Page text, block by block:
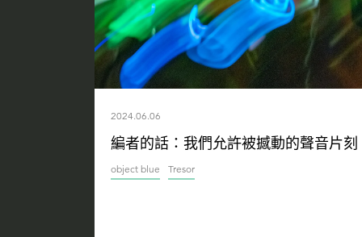
2024.06.06
編者的話：我們允許被撼動的聲音片刻
object blue Tresor